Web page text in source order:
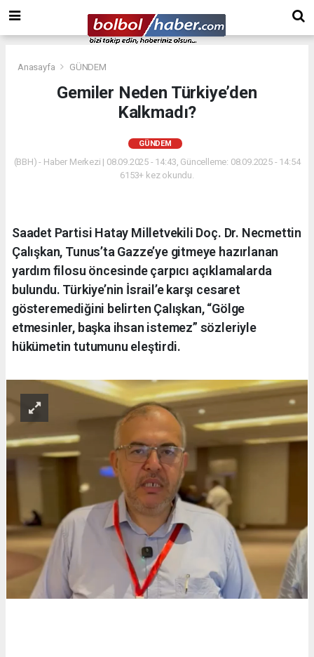
Anasayfa GÜNDEM
Gemiler Neden Türkiye’den
Kalkmadı?
GÜNDEM
(BBH) - Haber Merkezi | 08.09.2025 - 14:43, Güncelleme: 08.09.2025 - 14:54
6153+ kez okundu.
Saadet Partisi Hatay Milletvekili Doç. Dr. Necmettin
Çalışkan, Tunus’ta Gazze’ye gitmeye hazırlanan
yardım filosu öncesinde çarpıcı açıklamalarda
bulundu. Türkiye’nin İsrail’e karşı cesaret
gösteremediğini belirten Çalışkan, “Gölge
etmesinler, başka ihsan istemez” sözleriyle
hükümetin tutumunu eleştirdi.